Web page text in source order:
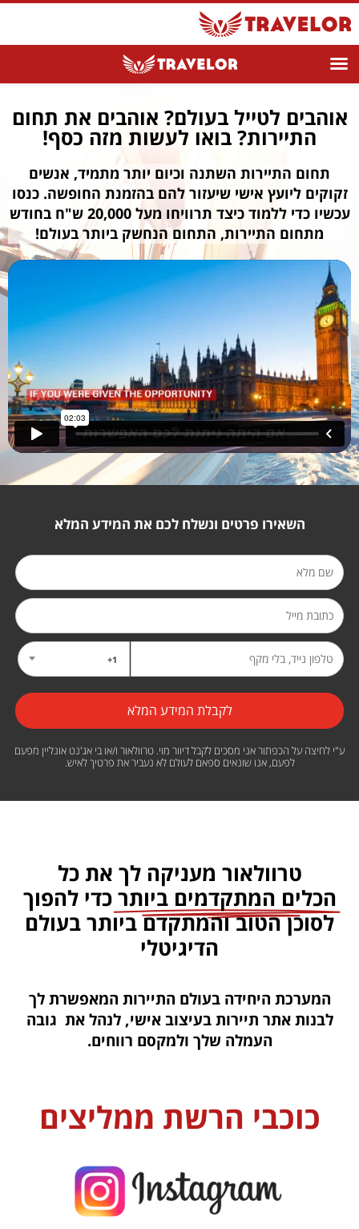
אוהבים לטייל בעולם? אוהבים את תחום
התיירות? בואו לעשות מזה כסף!
תחום התיירות השתנה וכיום יותר מתמיד, אנשים
זקוקים ליועץ אישי שיעזור להם בהזמנת החופשה. כנסו
עכשיו כדי ללמוד כיצד תרוויחו מעל 20,000 ש"ח בחודש
מתחום התיירות, התחום הנחשק ביותר בעולם!
השאירו פרטים ונשלח לכם את המידע המלא
1+
ע"י לחיצה על הכפתור אני מסכים לקבל דיוור מוי. טרוולאור ו/או בי אג'נט אונליין מפעם
לפעם, אנו שונאים ספאם לעולם לא נעביר את פרטיך לאיש.
טרוולאור מעניקה לך את כל
הכלים המתקדמים ביותר כדי להפוך
לסוכן הטוב והמתקדם ביותר בעולם
הדיגיטלי
המערכת היחידה בעולם התיירות המאפשרת לך
לבנות אתר תיירות בעיצוב אישי, לנהל את גובה
העמלה שלך ולמקסם רווחים.
כוכבי הרשת ממליצים